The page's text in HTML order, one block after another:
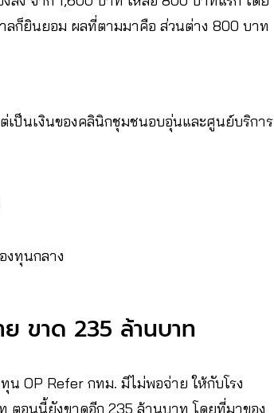
ลก็ยินยอม ผลที่ตามมาคือ ส่วนต่าง 800 บาท
เป็นเงินของคลินิกชุมชนอบอุ่นและศูนย์บริการ
งทุนกลาง
ขาด 235 ล้านบาท
OP Refer กทม. มีไม่พอจ่าย ให้กับโรง
ตอนนี้ยังขาดอีก 235 ล้านบาท โดยที่มาของ